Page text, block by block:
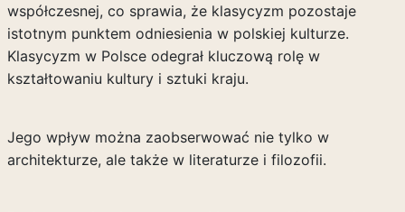
współczesnej, co sprawia, że klasycyzm pozostaje
istotnym punktem odniesienia w polskiej kulturze.
Klasycyzm w Polsce odegrał kluczową rolę w
kształtowaniu kultury i sztuki kraju.
Jego wpływ można zaobserwować nie tylko w
architekturze, ale także w literaturze i filozofii.